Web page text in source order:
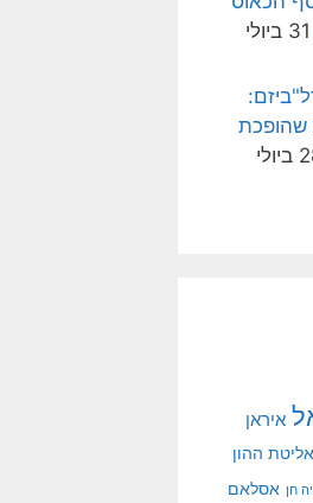
31 ביולי
שהופכת
28 ביולי
איראן
אליטת ההון
חן אסלאם